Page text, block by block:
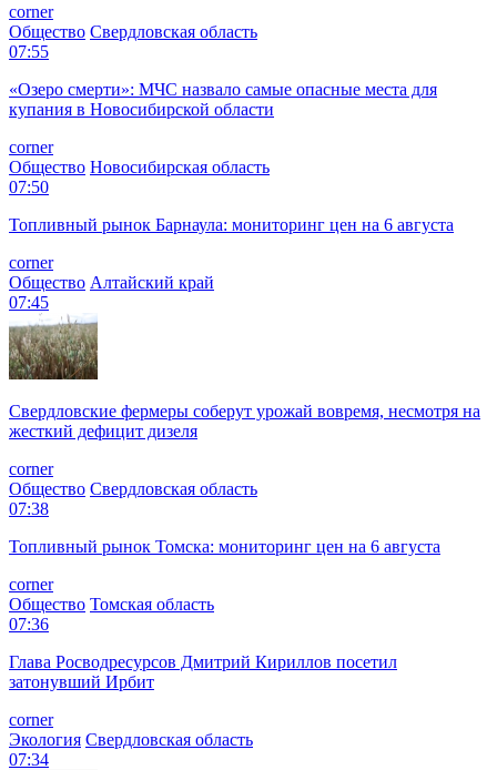
corner
Общество Свердловская область
07:55
«Озеро смерти»: МЧС назвало самые опасные места для
купания в Новосибирской области
corner
Общество Новосибирская область
07:50
Топливный рынок Барнаула: мониторинг цен на 6 августа
corner
Общество Алтайский край
07:45
Свердловские фермеры соберут урожай вовремя, несмотря на
жесткий дефицит дизеля
corner
Общество Свердловская область
07:38
Топливный рынок Томска: мониторинг цен на 6 августа
corner
Общество Томская область
07:36
Глава Росводресурсов Дмитрий Кириллов посетил
затонувший Ирбит
corner
Экология Свердловская область
07:34